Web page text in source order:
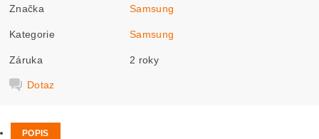
Značka Samsung
Kategorie Samsung
Záruka 2 roky
Dotaz
POPIS